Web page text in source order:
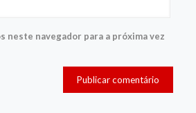
neste navegador para a próxima vez